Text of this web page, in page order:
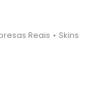
Reais ⋆ Skins